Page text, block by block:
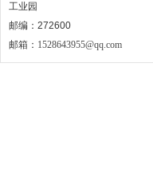
工业园
邮编：272600
邮箱： 1528643955@qq.com